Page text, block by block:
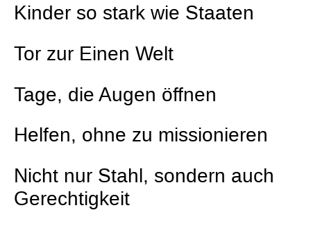
Kinder so stark wie Staaten
Tor zur Einen Welt
Tage, die Augen öffnen
Helfen, ohne zu missionieren
Nicht nur Stahl, sondern auch
Gerechtigkeit